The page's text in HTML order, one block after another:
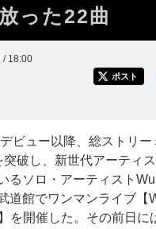
った22曲
/ 18:00
ポスト
ビュー以降、総ストリー
突破し、新世代アーティ
るソロ・アーティスト
道館でワンマンライブ【
を開催した。その前日に